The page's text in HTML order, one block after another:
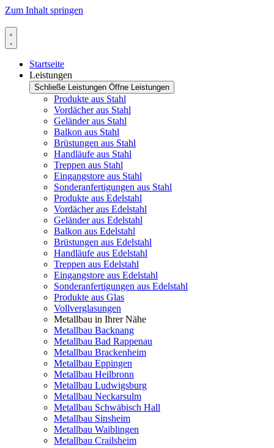
Zum Inhalt springen
Startseite
Leistungen
Schließe Leistungen Öffne Leistungen
Produkte aus Stahl
Vordächer aus Stahl
Geländer aus Stahl
Balkon aus Stahl
Brüstungen aus Stahl
Handläufe aus Stahl
Treppen aus Stahl
Eingangstore aus Stahl
Sonderanfertigungen aus Stahl
Produkte aus Edelstahl
Vordächer aus Edelstahl
Geländer aus Edelstahl
Balkon aus Edelstahl
Brüstungen aus Edelstahl
Handläufe aus Edelstahl
Treppen aus Edelstahl
Eingangstore aus Edelstahl
Sonderanfertigungen aus Edelstahl
Produkte aus Glas
Vollverglasungen
Metallbau in Ihrer Nähe
Metallbau Backnang
Metallbau Bad Rappenau
Metallbau Brackenheim
Metallbau Eppingen
Metallbau Heilbronn
Metallbau Ludwigsburg
Metallbau Neckarsulm
Metallbau Schwäbisch Hall
Metallbau Sinsheim
Metallbau Waiblingen
Metallbau Crailsheim